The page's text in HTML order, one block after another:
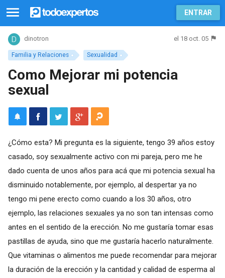
ENTRAR
Familia y Relaciones Sexualidad
dinotron el 18 oct. 05
Como Mejorar mi potencia
sexual
¿Cómo esta? Mi pregunta es la siguiente, tengo 39 años estoy
casado, soy sexualmente activo con mi pareja, pero me he
dado cuenta de unos años para acá que mi potencia sexual ha
disminuido notablemente, por ejemplo, al despertar ya no
tengo mi pene erecto como cuando a los 30 años, otro
ejemplo, las relaciones sexuales ya no son tan intensas como
antes en el sentido de la erección. No me gustaría tomar esas
pastillas de ayuda, sino que me gustaría hacerlo naturalmente.
Que vitaminas o alimentos me puede recomendar para mejorar
la duración de la erección y la cantidad y calidad de esperma al